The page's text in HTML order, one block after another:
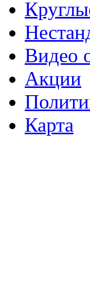
Видео
Акции
Карта